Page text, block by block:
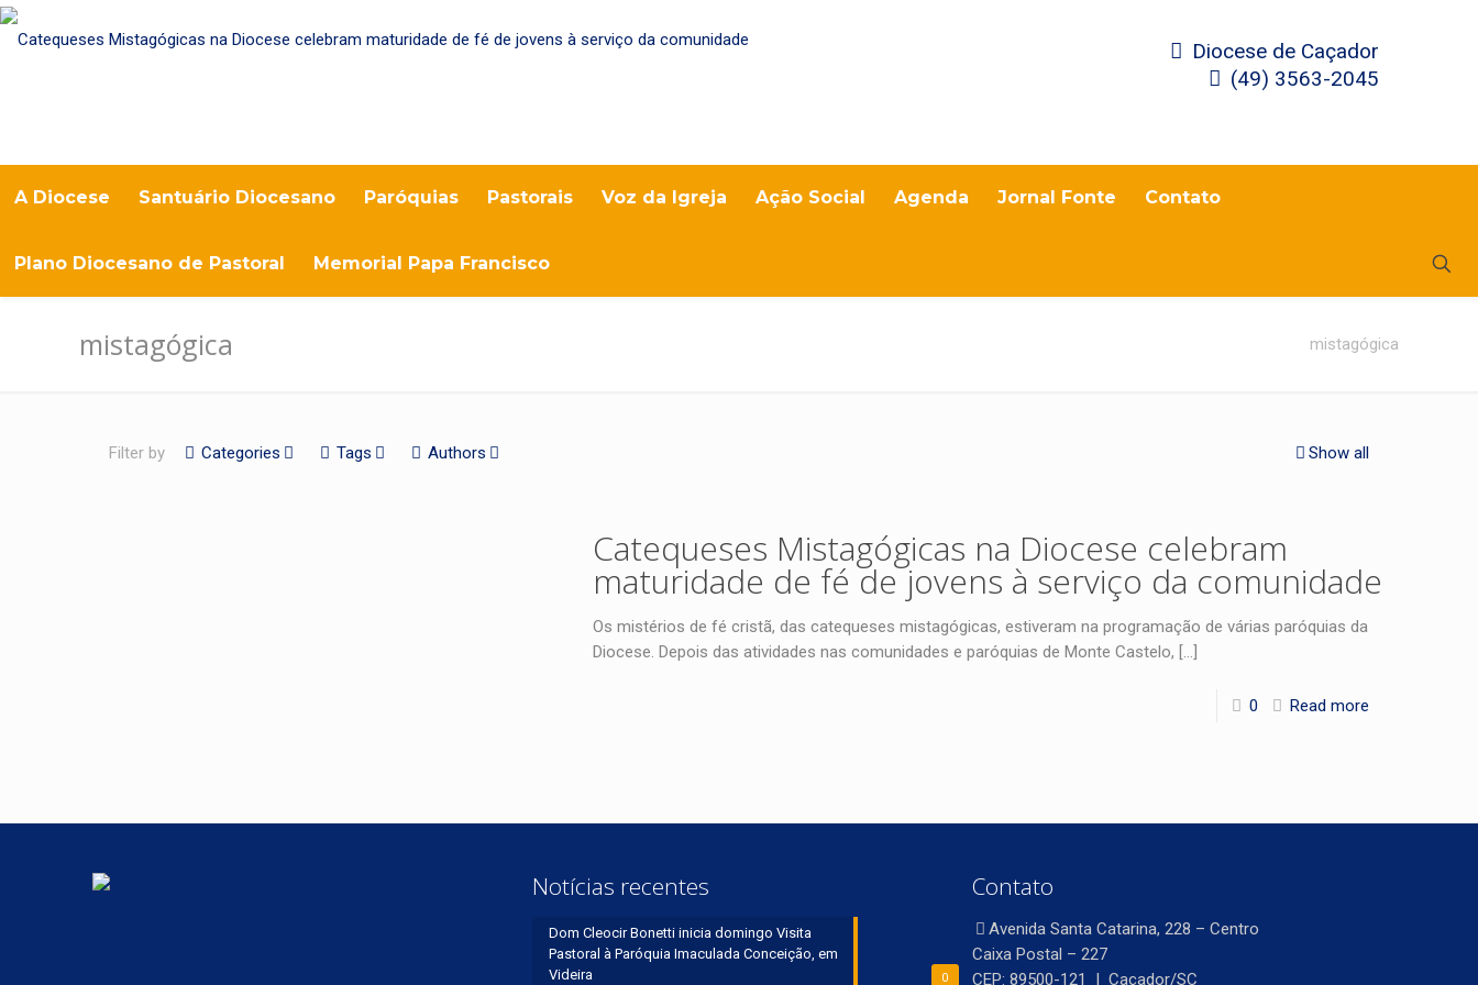
A Diocese Santuário Diocesano Paróquias Pastorais Voz da Igreja Ação Social Agenda Jornal Fonte Contato
Plano Diocesano de Pastoral Memorial Papa Francisco
Diocese de Caçador
(49) 3563-2045
mistagógica mistagógica
Filter by Categories Tags Authors Show all
Catequeses Mistagógicas na Diocese celebram
maturidade de fé de jovens à serviço da comunidade
Os mistérios de fé cristã, das catequeses mistagógicas, estiveram na programação de várias paróquias da
Diocese. Depois das atividades nas comunidades e paróquias de Monte Castelo, […]
0 Read more
Notícias recentes
0
Dom Cleocir Bonetti inicia domingo Visita
Pastoral à Paróquia Imaculada Conceição, em
Videira
Contato
Avenida Santa Catarina, 228 – Centro
Caixa Postal – 227
CEP: 89500-121 | Caçador/SC